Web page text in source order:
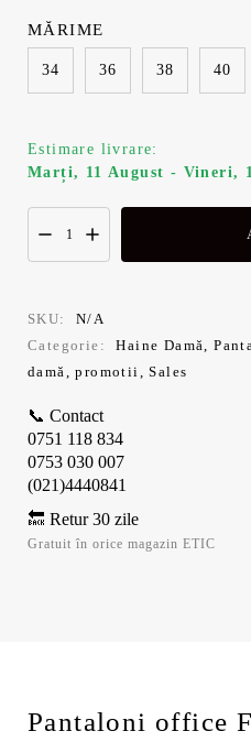
34 36 38 40
MĂRIME
Estimare livrare:
Marți, 11 August - Vineri,
SKU:
N/A
Categorie:
Haine Damă,
damă,promotii,Sales
📞 Contact
0751 118 834
0753 030 007
(021)4440841
🔙 Retur 30 zile
Gratuit în orice magazin ETIC
Pantaloni office